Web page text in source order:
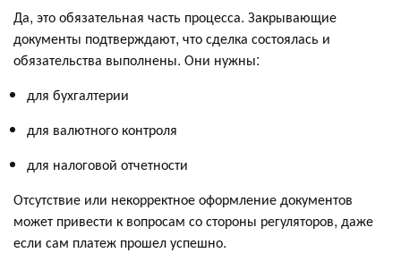
Да, это обязательная часть процесса. Закрывающие
документы подтверждают, что сделка состоялась и
обязательства выполнены. Они нужны:
для бухгалтерии
для валютного контроля
для налоговой отчетности
Отсутствие или некорректное оформление документов
может привести к вопросам со стороны регуляторов, даже
если сам платеж прошел успешно.